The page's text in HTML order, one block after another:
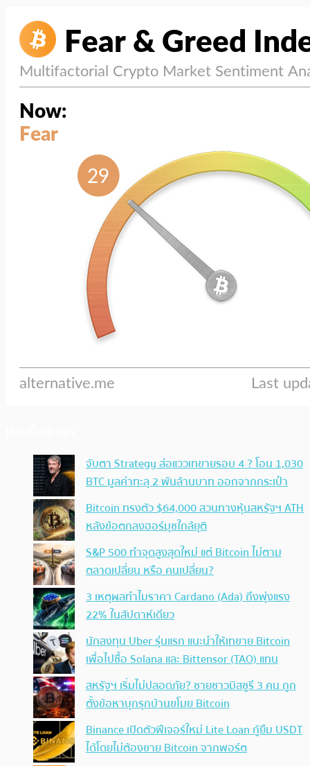
จับตา Strategy ส่อแววเทขายรอบ 4 ? โอน 1,030
BTC มูลค่าทะลุ 2 พันล้านบาท ออกจากกระเป๋า
Bitcoin ทรงตัว $64,000 สวนทางหุ้นสหรัฐฯ ATH
หลังข้อตกลงฮอร์มุซใกล้ยุติ
S&P 500 ทำจุดสูงสุดใหม่ แต่ Bitcoin ไม่ตาม
ตลาดเปลี่ยน หรือ คนเปลี่ยน?
3 เหตุผลทำไมราคา Cardano (Ada) ถึงพุ่งแรง
22% ในสัปดาห์เดียว
นักลงทุน Uber รุ่นแรก แนะนำให้เทขาย Bitcoin
เพื่อไปซื้อ Solana และ Bittensor (TAO) แทน
สหรัฐฯ เริ่มไม่ปลอดภัย? ชายชาวมิสซูรี 3 คน ถูก
ตั้งข้อหาบุกรุกบ้านขโมย Bitcoin
Binance เปิดตัวฟีเจอร์ใหม่ Lite Loan กู้ยืม USDT
ได้โดยไม่ต้องขาย Bitcoin จากพอร์ต